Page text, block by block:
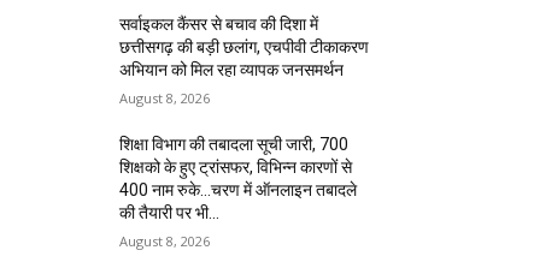
सर्वाइकल कैंसर से बचाव की दिशा में
छत्तीसगढ़ की बड़ी छलांग, एचपीवी टीकाकरण
अभियान को मिल रहा व्यापक जनसमर्थन
August 8, 2026
शिक्षा विभाग की तबादला सूची जारी, 700
शिक्षको के हुए ट्रांसफर, विभिन्न कारणों से
400 नाम रुके…चरण में ऑनलाइन तबादले
की तैयारी पर भी...
August 8, 2026